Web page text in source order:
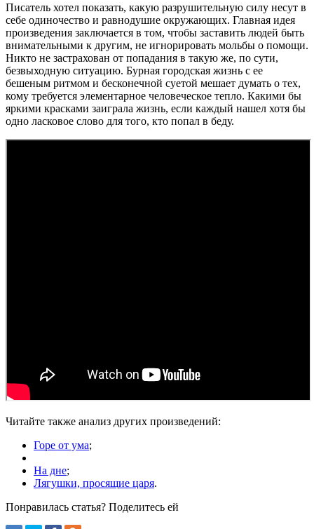
Писатель хотел показать, какую разрушительную силу несут в
себе одиночество и равнодушие окружающих. Главная идея
произведения заключается в том, чтобы заставить людей быть
внимательными к другим, не игнорировать мольбы о помощи.
Никто не застрахован от попадания в такую же, по сути,
безвыходную ситуацию. Бурная городская жизнь с ее
бешеным ритмом и бесконечной суетой мешает думать о тех,
кому требуется элементарное человеческое тепло. Какими бы
яркими красками заиграла жизнь, если каждый нашел хотя бы
одно ласковое слово для того, кто попал в беду.
Читайте также анализ других произведений:
Горе от ума;
На дне;
Лягушки, просящие царя.
Понравилась статья? Поделитесь ей